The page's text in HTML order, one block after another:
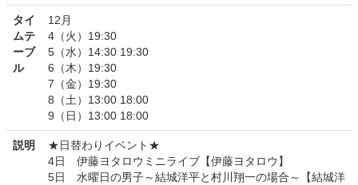
タイ
ムテ
ーブ
ル
12月
4（火）19:30
5（水）14:30 19:30
6（木）19:30
7（金）19:30
8（土）13:00 18:00
9（日）13:00 18:00
説明
★日替わりイベント★
4日 伊藤ヨタロウミニライブ【伊藤ヨタロウ】
5日 水曜日の男子～結城洋平と村川翔一の場合～【結城洋